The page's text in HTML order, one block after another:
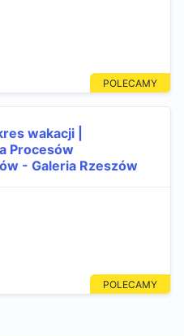
wakacji |
Procesów
- Galeria Rzeszów